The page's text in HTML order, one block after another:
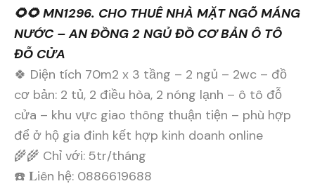
🌻🌻 MN1296. CHO THUÊ NHÀ MẶT NGÕ MÁNG
NƯỚC – AN ĐỒNG 2 NGỦ ĐỒ CƠ BẢN Ô TÔ
ĐỖ CỬA
🍀 Diện tích 70m2 x 3 tầng – 2 ngủ – 2wc – đồ
cơ bản: 2 tủ, 2 điều hòa, 2 nóng lạnh – ô tô đỗ
cửa – khu vực giao thông thuận tiện – phù hợp
để ở hộ gia đinh kết hợp kinh doanh online
🌾🌾 Chỉ với: 5tr/tháng
☎️ 𝐋iên hệ: 0886619688